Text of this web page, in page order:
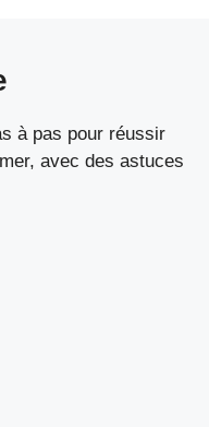
à pas pour réussir
avec des astuces